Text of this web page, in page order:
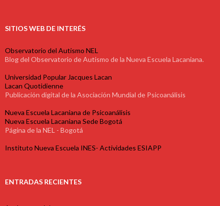
SITIOS WEB DE INTERÉS
Observatorio del Autismo NEL
Blog del Observatorio de Autismo de la Nueva Escuela Lacaniana.
Universidad Popular Jacques Lacan
Lacan Quotidienne
Publicación digital de la Asociación Mundial de Psicoanálisis
Nueva Escuela Lacaniana de Psicoanálisis
Nueva Escuela Lacaniana Sede Bogotá
Página de la NEL - Bogotá
Instituto Nueva Escuela INES- Actividades ESIAPP
ENTRADAS RECIENTES